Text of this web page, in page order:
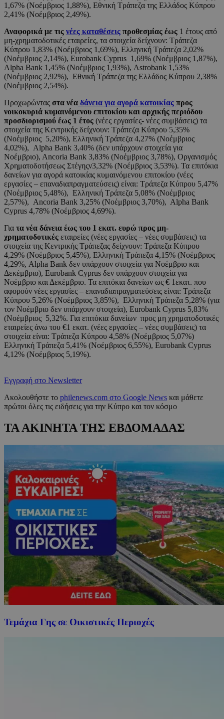
1,67% (Νοέμβριος 1,88%), Εθνική Τράπεζα της Ελλάδος Κύπρου
2,41% (Νοέμβριος 2,49%).
Αναφορικά με τις νέες καταθέσεις προθεσμίας έως 1 έτους από
μη-χρηματοδοτικές εταιρείες, τα στοιχεία δείχνουν: Τράπεζα
Κύπρου 1,83% (Νοέμβριος 1,69%), Ελληνική Τράπεζα 2,02%
(Νοέμβριος 2,14%), Eurobank Cyprus 1,69% (Νοέμβριος 1,87%),
Alpha Bank 1,45% (Νοέμβριος 1,93%), Αstrobank 1,53%
(Νοέμβριος 2,92%), Εθνική Τράπεζα της Ελλάδος Κύπρου 2,38%
(Νοέμβριος 2,54%).
Προχωρώντας στα νέα δάνεια για αγορά κατοικίας προς
νοικοκυριά κυμαινόμενου επιτοκίου και αρχικής περιόδου
προσδιορισμού έως 1 έτος (νέες εργασίες- νέες συμβάσεις) τα
στοιχεία της Κεντρικής δείχνουν: Τράπεζα Κύπρου 5,35%
(Νοέμβριος 5,20%), Ελληνική Τράπεζα 4,27% (Νοέμβριος
4,02%), Alpha Bank 3,40% (δεν υπάρχουν στοιχεία για
Νοέμβριο), Ancoria Bank 3,83% (Νοέμβριος 3,78%), Οργανισμός
Χρηματοδοτήσεως Στέγηςν3,32% (Νοέμβριος 3,53%). Τα επιτόκια
δανείων για αγορά κατοικίας κυμαινόμενου επιτοκίου (νέες
εργασίες – επαναδιαπραγματεύσεις) είναι: Τράπεζα Κύπρου 5,47%
(Νοέμβριος 5,48%), Ελληνική Τράπεζα 5,08% (Νοέμβριος
2,57%), Ancoria Bank 3,25% (Νοέμβριος 3,70%), Alpha Bank
Cyprus 4,78% (Νοέμβριος 4,69%).
Για τα νέα δάνεια έως του 1 εκατ. ευρώ προς μη-
χρηματοδοτικές εταιρείες (νέες εργασίες – νέες συμβάσεις) τα
στοιχεία της Κεντρικής Τράπεζας δείχνουν: Τράπεζα Κύπρου
4,29% (Νοέμβριος 5,45%), Ελληνική Τράπεζα 4,15% (Νοέμβριος
4,29%, Alpha Bank δεν υπάρχουν στοιχεία για Νοέμβριο και
Δεκέμβριο), Eurobank Cyprus δεν υπάρχουν στοιχεία για
Νοέμβριο και Δεκέμβριο. Τα επιτόκια δανείων ως € 1εκατ. που
αφορούν νέες εργασίες – επαναδιαπραγματεύσεις είναι: Τράπεζα
Κύπρου 5,26% (Νοέμβριος 3,85%), Ελληνική Τράπεζα 5,28% (για
τον Νοέμβριο δεν υπάρχουν στοιχεία), Eurobank Cyprus 5,83%
(Νοέμβριος 5,32%. Για επιτόκια δανείων προς μη χρηματοδοτικές
εταιρείες άνω του €1 εκατ. (νέες εργασίες – νέες συμβάσεις) τα
στοιχεία είναι: Τράπεζα Κύπρου 4,58% (Νοέμβριος 5,07%)
Ελληνική Τράπεζα 5,41% (Νοέμβριος 6,55%), Eurobank Cyprus
4,12% (Νοέμβριος 5,19%).
Εγγραφή στο Newsletter
Ακολουθήστε το philenews.com στο Google News και μάθετε
πρώτοι όλες τις ειδήσεις για την Κύπρο και τον κόσμο
ΤΑ ΑΚΙΝΗΤΑ ΤΗΣ ΕΒΔΟΜΑΔΑΣ
Τεμάχια Γης σε Οικιστικές Περιοχές